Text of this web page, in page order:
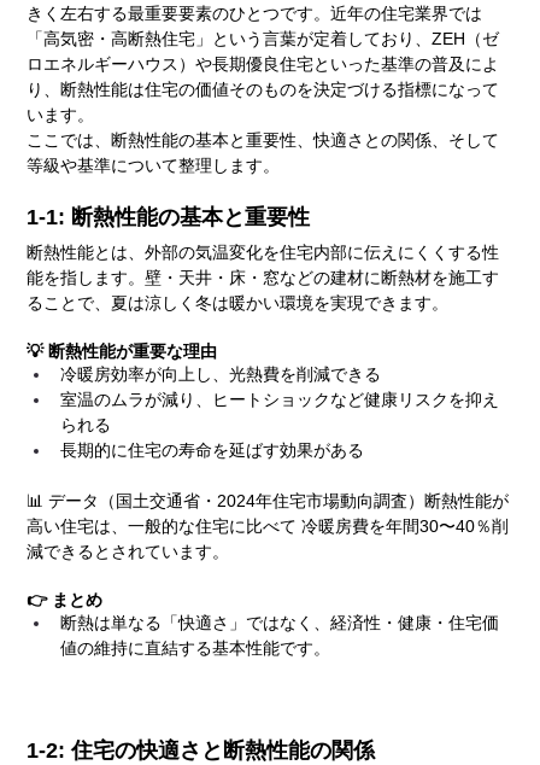
きく左右する最重要要素のひとつです。近年の住宅業界では
「高気密・高断熱住宅」という言葉が定着しており、ZEH（ゼ
ロエネルギーハウス）や長期優良住宅といった基準の普及によ
り、断熱性能は住宅の価値そのものを決定づける指標になって
います。
ここでは、断熱性能の基本と重要性、快適さとの関係、そして
等級や基準について整理します。
1-1: 断熱性能の基本と重要性
断熱性能とは、外部の気温変化を住宅内部に伝えにくくする性
能を指します。壁・天井・床・窓などの建材に断熱材を施工す
ることで、夏は涼しく冬は暖かい環境を実現できます。
💡 断熱性能が重要な理由
冷暖房効率が向上し、光熱費を削減できる
室温のムラが減り、ヒートショックなど健康リスクを抑え
られる
長期的に住宅の寿命を延ばす効果がある
📊 データ（国土交通省・2024年住宅市場動向調査）断熱性能が
高い住宅は、一般的な住宅に比べて 冷暖房費を年間30〜40％削
減できるとされています。
👉 まとめ
断熱は単なる「快適さ」ではなく、経済性・健康・住宅価
値の維持に直結する基本性能です。
1-2: 住宅の快適さと断熱性能の関係